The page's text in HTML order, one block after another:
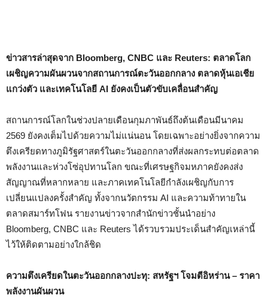
ข่าวสารล่าสุดจาก Bloomberg, CNBC และ Reuters: ตลาดโลก
เผชิญความผันผวนจากสถานการณ์ตะวันออกกลาง ตลาดหุ้นเอเชีย
แกว่งตัว และเทคโนโลยี AI ยังคงเป็นตัวขับเคลื่อนสำคัญ
สถานการณ์โลกในช่วงปลายเดือนกุมภาพันธ์ถึงต้นเดือนมีนาคม
2569 ยังคงเต็มไปด้วยความไม่แน่นอน โดยเฉพาะอย่างยิ่งจากความ
ตึงเครียดทางภูมิรัฐศาสตร์ในตะวันออกกลางที่ส่งผลกระทบต่อตลาด
พลังงานและห่วงโซ่อุปทานโลก ขณะที่เศรษฐกิจมหภาคยังคงส่ง
สัญญาณที่หลากหลาย และภาคเทคโนโลยีกำลังเผชิญกับการ
เปลี่ยนแปลงครั้งสำคัญ ทั้งจากนวัตกรรม AI และความท้าทายใน
ตลาดสมาร์ทโฟน รายงานข่าวจากสำนักข่าวชั้นนำอย่าง
Bloomberg, CNBC และ Reuters ได้รวบรวมประเด็นสำคัญเหล่านี้
ไว้ให้ติดตามอย่างใกล้ชิด
ความตึงเครียดในตะวันออกกลางปะทุ: สหรัฐฯ โจมตีอิหร่าน – ราคา
พลังงานผันผวน